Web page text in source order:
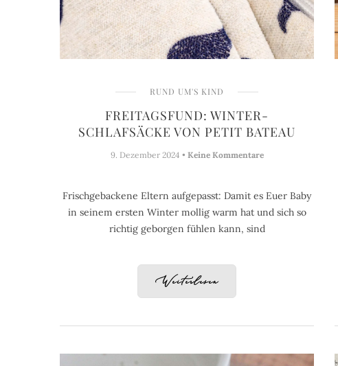
RUND UM'S KIND
FREITAGSFUND: WINTER-
SCHLAFSÄCKE VON PETIT BATEAU
9. Dezember 2024 • Keine Kommentare
Frischgebackene Eltern aufgepasst: Damit es Euer Baby
in seinem ersten Winter mollig warm hat und sich so
richtig geborgen fühlen kann, sind
Weiterlesen